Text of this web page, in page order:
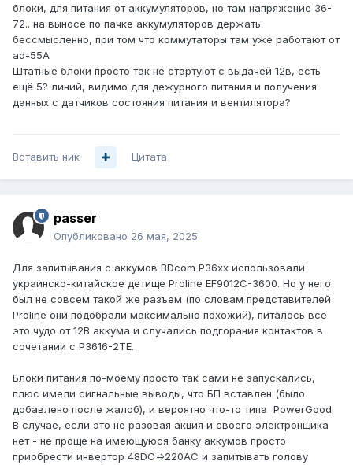
блоки, для питания от аккумуляторов, но там напряжение 36-
72.. на выносе по пачке аккумуляторов держать
бессмысленно, при том что коммутаторы там уже работают от
ad-55A
Штатные блоки просто так не стартуют с выдачей 12в, есть
ещё 5? линий, видимо для дежурного питания и получения
данных с датчиков состояния питания и вентилятора?
Вставить ник Цитата
passer
Опубликовано 26 мая, 2025
Для запитывания с аккумов BDcom P36xx использовали
украинско-китайское детище Proline EF9012C-3600. Но у него
был не совсем такой же разъем (по словам представителей
Proline они подобрали максимально похожий), питалось все
это чудо от 12В аккума и случались подгорания контактов в
сочетании с P3616-2TE.
Блоки питания по-моему просто так сами не запускались,
плюс имели сигнальные выводы, что БП вставлен (было
добавлено после жалоб), и вероятно что-то типа PowerGood.
В случае, если это не разовая акция и своего электронщика
нет - не проще на имеющуюся банку аккумов просто
приобрести инвертор 48DC=>220AC и запитывать голову